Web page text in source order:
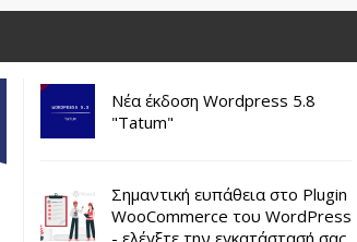
Νέα έκδοση Wordpress 5.8
"Tatum"
Σημαντική ευπάθεια στο Plugin
WooCommerce του WordPress